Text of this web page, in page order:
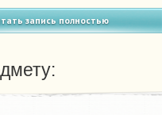
запись полностью